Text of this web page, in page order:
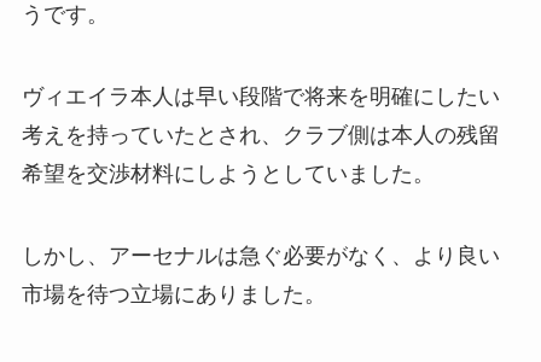
うです。
ヴィエイラ本人は早い段階で将来を明確にしたい
考えを持っていたとされ、クラブ側は本人の残留
希望を交渉材料にしようとしていました。
しかし、アーセナルは急ぐ必要がなく、より良い
市場を待つ立場にありました。